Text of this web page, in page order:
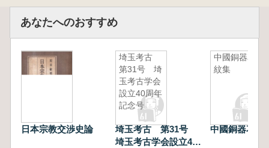
あなたへのおすすめ
日本宗教交渉史論
埼玉考古
第31号 埼
玉考古学会
設立40周年
記念号
埼玉考古 第31号
埼玉考古学会設立40
中國銅器花
紋集
中國銅器花紋